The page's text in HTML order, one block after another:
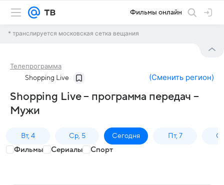
Фильмы онлайн
* транслируется московская сетка вещания
Телепрограмма
Shopping Live (Сменить регион)
Shopping Live – программа передач –
Мужи
Вт, 4 Ср, 5 Сегодня Пт, 7
Фильмы Сериалы Спорт